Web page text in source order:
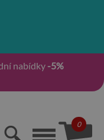
nabídky -5%
0